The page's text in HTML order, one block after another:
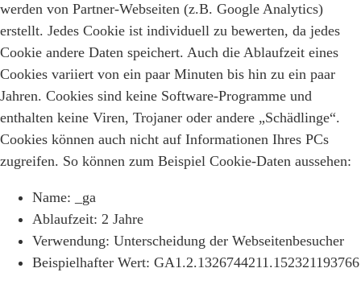
werden von Partner-Webseiten (z.B. Google Analytics)
erstellt. Jedes Cookie ist individuell zu bewerten, da jedes
Cookie andere Daten speichert. Auch die Ablaufzeit eines
Cookies variiert von ein paar Minuten bis hin zu ein paar
Jahren. Cookies sind keine Software-Programme und
enthalten keine Viren, Trojaner oder andere „Schädlinge“.
Cookies können auch nicht auf Informationen Ihres PCs
zugreifen. So können zum Beispiel Cookie-Daten aussehen:
Name: _ga
Ablaufzeit: 2 Jahre
Verwendung: Unterscheidung der Webseitenbesucher
Beispielhafter Wert: GA1.2.1326744211.152321193766